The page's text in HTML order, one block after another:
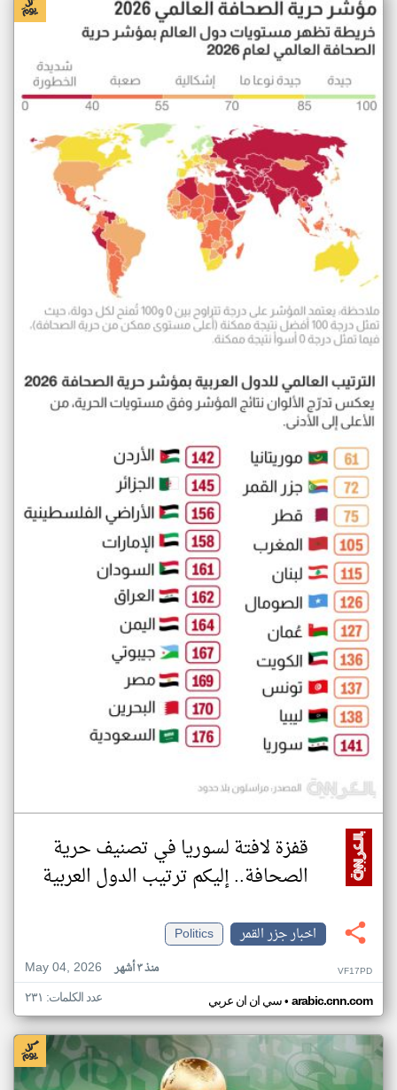
قفزة لافتة لسوريا في تصنيف حرية
الصحافة.. إليكم ترتيب الدول العربية
اخبار جزر القمر
Politics
May 04, 2026
منذ ٣ أشهر VF17PD
سي ان ان عربي• arabic.cnn.com عدد الكلمات: ٢٣١